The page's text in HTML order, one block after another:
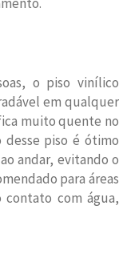
o piso vinílico
em qualquer
muito quente no
piso é ótimo
andar, evitando o
para áreas
com água,